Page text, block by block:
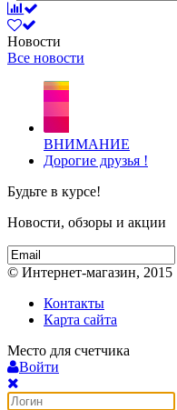
Новости
Все новости
ВНИМАНИЕ
Дорогие друзья !
Будьте в курсе!
Новости, обзоры и акции
© Интернет-магазин, 2015
Контакты
Карта сайта
Место для счетчика
Войти